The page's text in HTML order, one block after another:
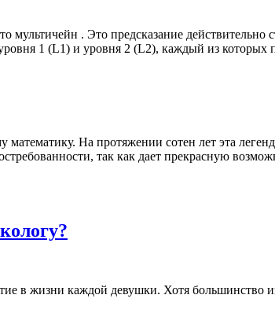
. Это предсказание действительно
1 (L1) и уровня 2 (L2), каждый из которых
На протяжении сотен лет эта
так как дает прекрасную
в жизни каждой девушки. Хотя